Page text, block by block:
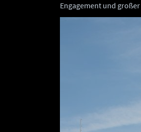
Engagement und